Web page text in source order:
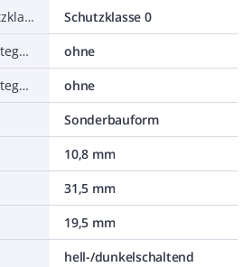
Betriebsmittel-Schutzklasse
Schutzklasse 0
Explosionsschutz-Kategorie für Gas
ohne
Explosionsschutz-Kategorie für Staub
ohne
Sonderbauform
10,8 mm
31,5 mm
19,5 mm
hell-/dunkelschaltend